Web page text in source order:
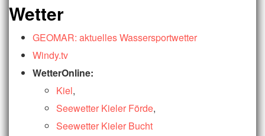
Wetter
GEOMAR: aktuelles Wassersportwetter
Windy.tv
WetterOnline:
Kiel,
Seewetter Kieler Förde,
Seewetter Kieler Bucht